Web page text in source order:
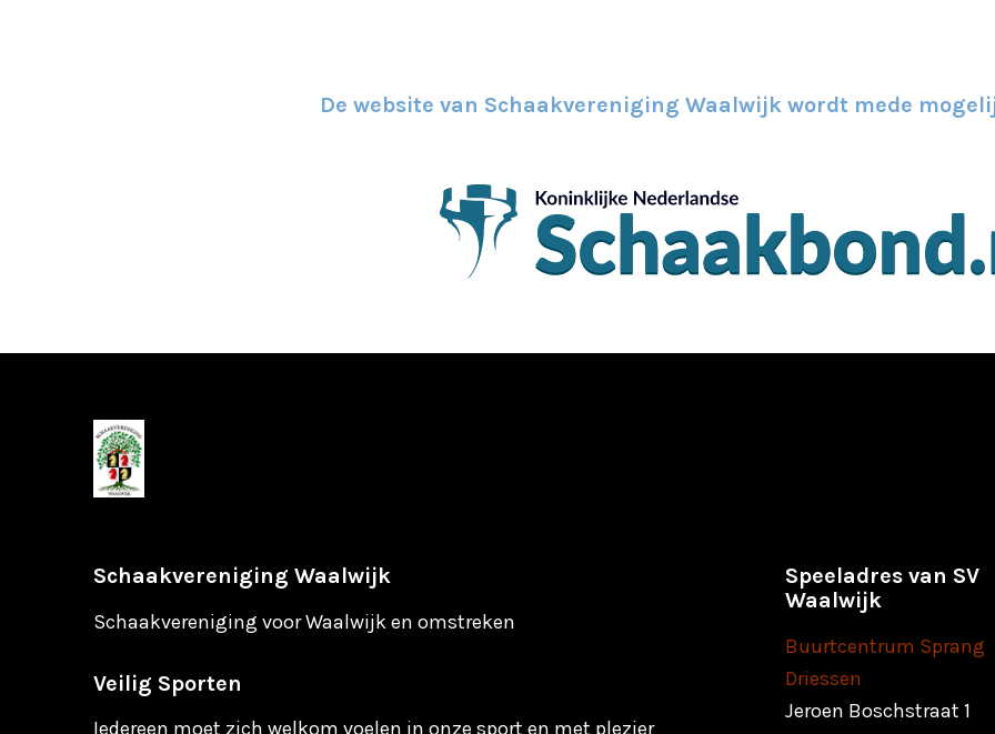
De website van Schaakvereniging Waalwijk wordt mede
Schaakvereniging Waalwijk
Schaakvereniging voor Waalwijk en omstreken
Veilig Sporten
Iedereen moet zich welkom voelen in onze sport en met plezier
Speeladres van SV
Waalwijk
Buurtcentrum Sprang
Driessen
Jeroen Boschstraat 1